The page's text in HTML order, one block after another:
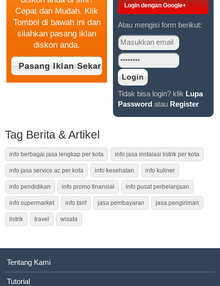
Cepat dan Mudah. Klik
Tombol di bawah ini dan
silahkan pasang iklan
diskon anda.
Login dengan Google+
Atau mengisi form berikut:
Tidak bisa login? klik Lupa
Password atau Register
Tag Berita & Artikel
info berbagai jasa lengkap per kota info jasa instalasi listrik per kota
info jasa service ac per kota info kesehatan info kuliner
info pendidikan info promo finansial info pusat perbelanjaan
info supermarket info tarif jasa pembayaran jasa pengiriman
listrik travel wisata
Tentang Kami
Tutorial